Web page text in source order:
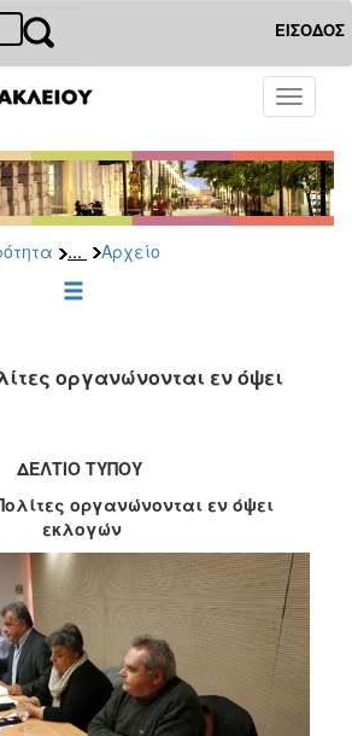
ΕΙΣΟΔΟΣ
Toggle
... Αρχείο
οργανώνονται εν όψει
ΔΕΛΤΙΟ ΤΥΠΟΥ
οργανώνονται εν όψει
εκλογών